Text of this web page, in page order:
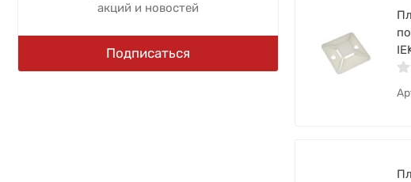
акций и новостей
Подписаться